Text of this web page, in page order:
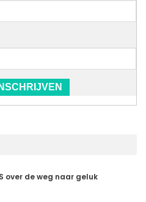
over de weg naar geluk